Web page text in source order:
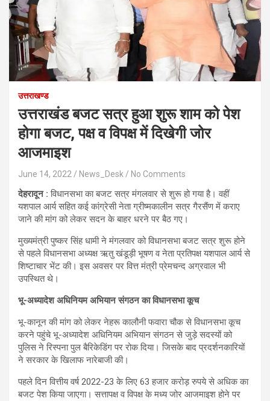
उत्तराखण्ड
उत्तराखंड बजट सत्र हुआ शुरू शाम को पेश
होगा बजट, पक्ष व विपक्ष में दिखेगी जोर
आजमाइश
June 14, 2022 News_Desk No Comments
देहरादून :विधानसभा का बजट सत्र मंगलवार से शुरू हो गया है। वहीं
यशपाल आर्य सहित कई कांग्रेसी नेता ग्रीष्‍मकालीन सत्र गैरसैंण में कराए
जाने की मांग को लेकर सदन के बाहर धरने पर बैठ गए।
मुख्यमंत्री पुष्कर सिंह धामी ने मंगलवार को विधानसभा बजट सत्र शुरू होने
से पहले विधानसभा अध्यक्ष ऋतु खंडूड़ी भूषण व नेता प्रतिपक्ष यशपाल आर्य से
शिष्टाचार भेंट की। इस अवसर पर वित्त मंत्री प्रेमचन्द अग्रवाल भी
उपस्थित थे।
भू-अध्यादेश अधिनियम अभियान संगठन का विधानसभा कूच
भू-कानून की मांग को लेकर नेहरू कालौनी फवारा चौक से विधानसभा कूच
करने पहुंचे भू-अध्यादेश अधिनियम अभियान संगठन से जुड़े सदस्यों को
पुलिस ने रिस्पना पुल बैरिकेडिंग पर रोक दिया। जिसके बाद प्रदर्शनकारियों
ने सरकार के खिलाफ नारेबाजी की।
पहले दिन वित्तीय वर्ष 2022-23 के लिए 63 हजार करोड़ रुपये से अधिक का
बजट पेश किया जाएगा। सत्तापक्ष व विपक्ष के मध्य जोर आजमाइश होने पर